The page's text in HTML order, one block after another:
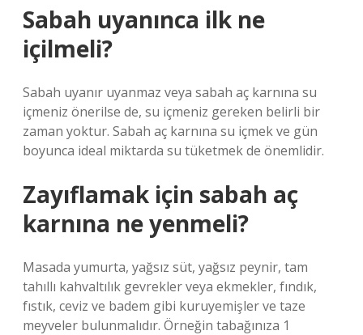
Sabah uyanınca ilk ne
içilmeli?
Sabah uyanır uyanmaz veya sabah aç karnına su
içmeniz önerilse de, su içmeniz gereken belirli bir
zaman yoktur. Sabah aç karnına su içmek ve gün
boyunca ideal miktarda su tüketmek de önemlidir.
Zayıflamak için sabah aç
karnına ne yenmeli?
Masada yumurta, yağsız süt, yağsız peynir, tam
tahıllı kahvaltılık gevrekler veya ekmekler, fındık,
fıstık, ceviz ve badem gibi kuruyemişler ve taze
meyveler bulunmalıdır. Örneğin tabağınıza 1